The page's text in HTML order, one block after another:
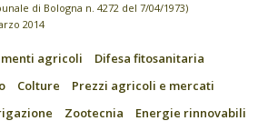
di Bologna n. 4272 del 7/04/1973)
2014
agricoli
Difesa fitosanitaria
Colture
Prezzi agricoli e mercati
Zootecnia
Energie rinnovabili